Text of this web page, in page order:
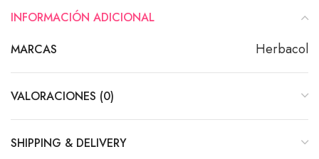
INFORMACIÓN ADICIONAL
MARCAS
Herbacol
VALORACIONES (0)
SHIPPING & DELIVERY